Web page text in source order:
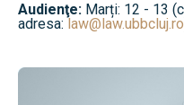
Audienţe: Marți: 12 - 13
adresa:law@law.ubbcluj.ro